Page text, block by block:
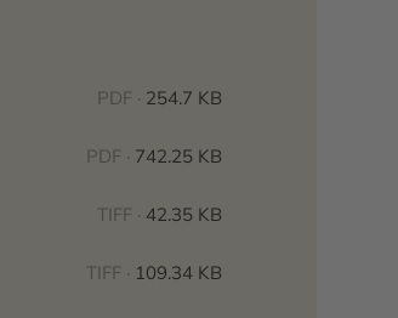
PDF · 254.7 KB
PDF · 742.25 KB
TIFF · 42.35 KB
TIFF · 109.34 KB